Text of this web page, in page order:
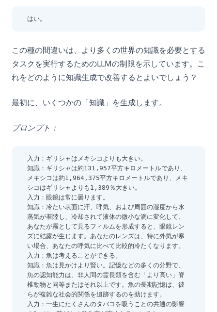
はい。
この種の間違いは、より多くの世界の知識を必要とする
タスクを実行するためのLLMの制限を示しています。こ
れをどのように知識生成で改善するとよいでしょう？
最初に、いくつかの「知識」を生成します。
プロンプト：
入力：ギリシャはメキシコよりも大きい。
知識：ギリシャは約131,957平方キロメートルであり、
メキシコは約1,964,375平方キロメートルであり、メキ
シコはギリシャよりも1,389％大きい。
入力：眼鏡は常に曇ります。
知識：冷たい表面に汗、呼気、および周囲の湿度から水
蒸気が着陸し、冷却されて液体の微小な滴に変化して、
あなたが霧として見るフィルムを形成すると、眼鏡レン
ズに結露が生じます。あなたのレンズは、特に外気が寒
い場合、あなたの呼気に比べて比較的冷たくなります。
入力：魚は考えることができる。
知識：魚は見かけより賢い。記憶などの多くの分野で、
魚の認知能力は、非人間の霊長類を含む「より高い」脊
椎動物と同等またはそれ以上です。魚の長期記憶は、彼
らが複雑な社会的関係を追跡するのを助けます。
入力：一生にたくさんのタバコを吸うことの共通の影響